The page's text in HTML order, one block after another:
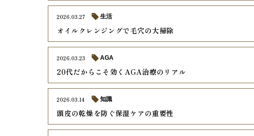
オイルクレンジングで毛穴の大掃除
2026.03.27 生活
20代だからこそ効くAGA治療のリアル
2026.03.23 AGA
頭皮の乾燥を防ぐ保湿ケアの重要性
2026.03.14 知識